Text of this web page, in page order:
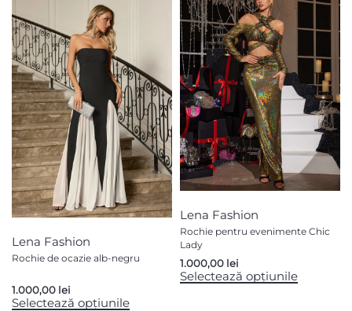
Lena Fashion
Rochie de ocazie alb-negru
1.000,00 lei
Selectează opțiunile
Lena Fashion
Rochie pentru evenimente Chic
Lady
1.000,00 lei
Selectează opțiunile